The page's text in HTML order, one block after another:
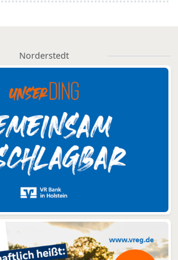
Norderstedt